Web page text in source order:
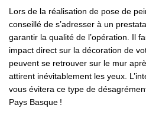
Lors de la réalisation de pose de
conseillé de s’adresser à un
garantir la qualité de l’opération. Il
impact direct sur la décoration de
peuvent se retrouver sur le mur
attirent inévitablement les yeux.
vous évitera ce type de
Pays Basque !